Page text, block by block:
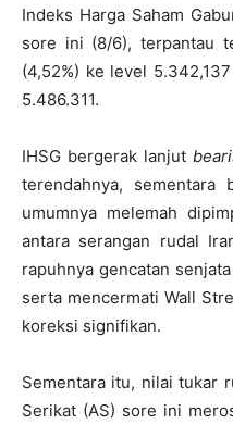
Indeks Harga Saham
sore ini (8/6), terpantau
(4,52%) ke level
5.486.311.
IHSG bergerak lanjut
terendahnya,
umumnya melemah
antara serangan rudal
rapuhnya gencatan
serta mencermati Wall
koreksi signifikan.
Sementara itu, nilai tukar
Serikat (AS) sore ini